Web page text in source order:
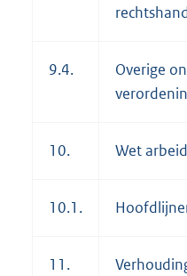
9.4.
Overige
10. Wet
10.1.
11.